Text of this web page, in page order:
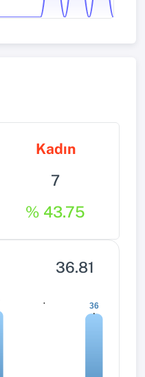
Kadın
7
% 43.75
36.81
36